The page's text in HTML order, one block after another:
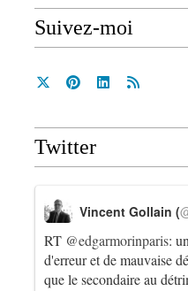
Suivez-moi
Twitter
RT @edgarmorinparis:
d'erreur et de mauvaise
que le secondaire au
Vincent Gollain (